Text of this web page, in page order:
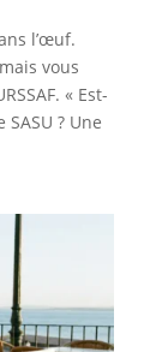
l’œuf.
vous
« Est-
? Une